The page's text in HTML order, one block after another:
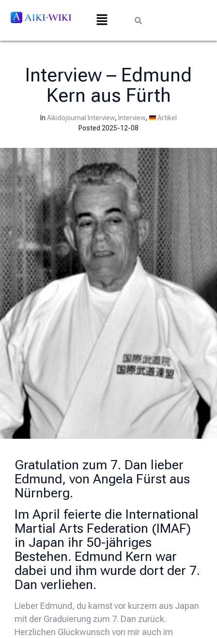
Interview – Edmund
Kern aus Fürth
In Aikidojournal Interview, Interview,
Artikel
Posted 2025-12-08
Gratulation zum 7. Dan lieber
Edmund, von Angela Fürst aus
Nürnberg.
Im April feierte die International
Martial Arts Federation (IMAF)
in Japan ihr 50-jähriges
Bestehen. Edmund Kern war
dabei und ihm wurde dort der 7.
Dan verliehen.
Lieber Edmund, du kamst vor kurzem aus Japan
mit der Graduierung zum 7. Dan zurück.
Herzlichen Glückwunsch von mir auch im